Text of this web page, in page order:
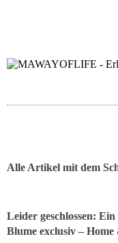
Alle Artikel mit dem
Leider geschlossen:
Blume exclusiv –